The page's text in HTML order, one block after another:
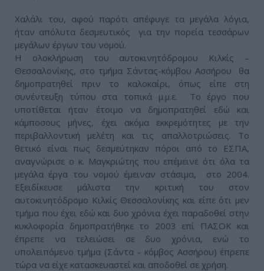
Χαλάλι του, αφού παρότι απέφυγε τα μεγάλα λόγια,
ήταν απόλυτα δεσμευτικός για την πορεία τεσσάρων
μεγάλων έργων του νομού.
Η ολοκλήρωση του αυτοκινητόδρομου Κιλκίς –
Θεσσαλονίκης, στο τμήμα Σάντας-κόμβου Ασσήρου θα
δημοπρατηθεί πριν το καλοκαίρι, όπως είπε στη
συνέντευξη τύπου στα τοπικά μ.μ.ε. Το έργο που
υποτίθεται ήταν έτοιμο να δημοπρατηθεί εδώ και
κάμποσους μήνες, έχει ακόμα εκκρεμότητες με την
περιβαλλοντική μελέτη και τις απαλλοτριώσεις. Το
θετικό είναι πως δεσμεύτηκαν πόροι από το ΕΣΠΑ,
αναγνώρισε ο κ. Μαγκριώτης που επέμεινε ότι όλα τα
μεγάλα έργα του νομού έμειναν στάσιμα, στο 2004.
Εξειδίκευσε μάλιστα την κριτική του στον
αυτοκινητόδρομο Κιλκίς Θεσσαλονίκης και είπε ότι μεν
τμήμα που έχει εδώ και δυο χρόνια έχει παραδοθεί στην
κυκλοφορία δημοπρατήθηκε το 2003 επί ΠΑΣΟΚ και
έπρεπε να τελειώσει σε δυο χρόνια, ενώ το
υπολειπόμενο τμήμα (Σάντα – κόμβος Ασσήρου) έπρεπε
τώρα να είχε κατασκευαστεί και αποδοθεί σε χρήση.